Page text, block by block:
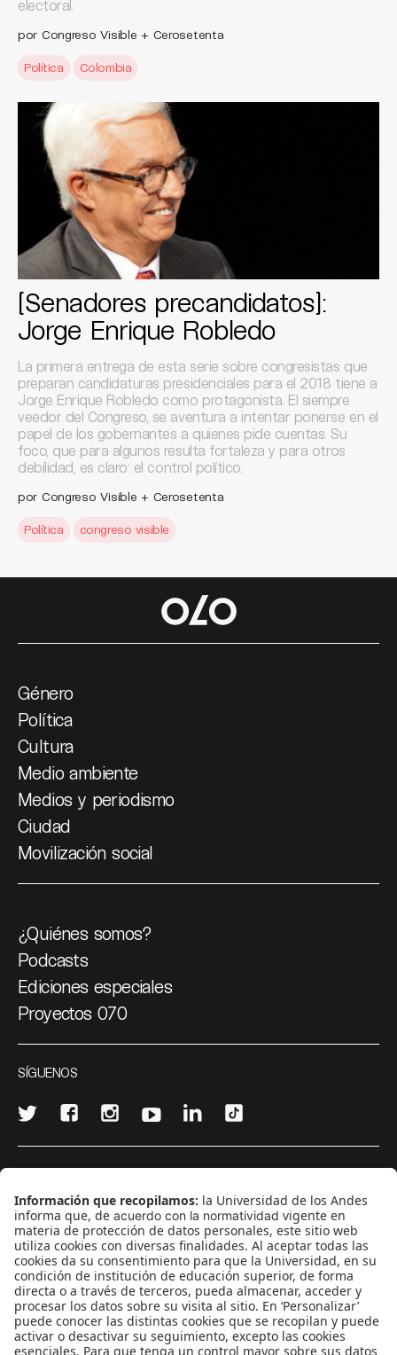
electoral.
por Congreso Visible + Cerosetenta
Política Colombia
[Senadores precandidatos]:
Jorge Enrique Robledo
La primera entrega de esta serie sobre congresistas que
preparan candidaturas presidenciales para el 2018 tiene a
Jorge Enrique Robledo como protagonista. El siempre
veedor del Congreso, se aventura a intentar ponerse en el
papel de los gobernantes a quienes pide cuentas. Su
foco, que para algunos resulta fortaleza y para otros
debilidad, es claro: el control político.
por Congreso Visible + Cerosetenta
Política congreso visible
Género
Política
Cultura
Medio ambiente
Medios y periodismo
Ciudad
Movilización social
¿Quiénes somos?
Podcasts
Ediciones especiales
Proyectos 070
SÍGUENOS
CONTÁCTANOS
cerosetenta@uniandes.edu.co
BOGOTÁ, COLOMBIA